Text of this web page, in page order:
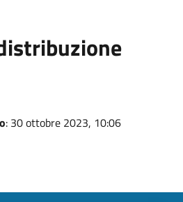
: 30 ottobre 2023, 10:06